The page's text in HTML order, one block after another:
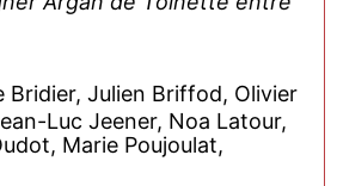
Bridier, Julien Briffod, Olivier
Luc Jeener, Noa Latour,
Marie Poujoulat,